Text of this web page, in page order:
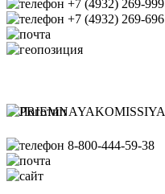
+7 (4932) 269-999
+7 (4932) 269-696
8-800-444-59-38